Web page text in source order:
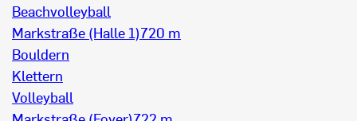
Beachvolleyball
Markstraße (Halle 1)720 m
Bouldern
Klettern
Volleyball